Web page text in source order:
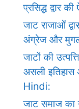
प्रसिद्ध द्वार
जाट राजाओं
अंग्रेज और
जाटों की
असली
Hindi:
जाट समाज का